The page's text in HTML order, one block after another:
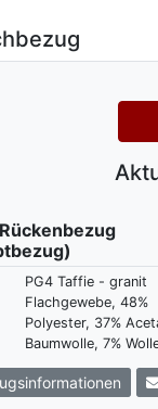
PG4 Taffie - granit
Flachgewebe, 48%
Polyester, 37%
Baumwolle, 7%